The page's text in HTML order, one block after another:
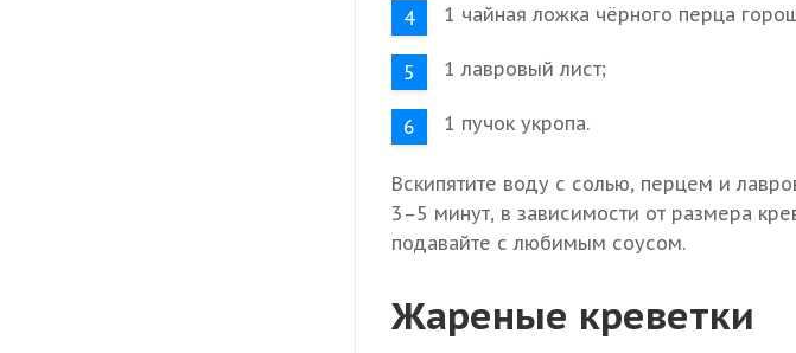
1 чайная ложка чёрного перца
1 лавровый лист;
1 пучок укропа.
Вскипятите воду с солью, перцем и
3–5 минут, в зависимости от размера
подавайте с любимым соусом.
Жареные креветки